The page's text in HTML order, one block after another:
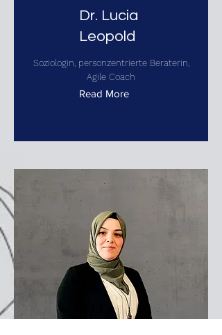
Dr. Lucia
Leopold
Soziologin, personzentrierte Beraterin,
Agile Coach
Read More